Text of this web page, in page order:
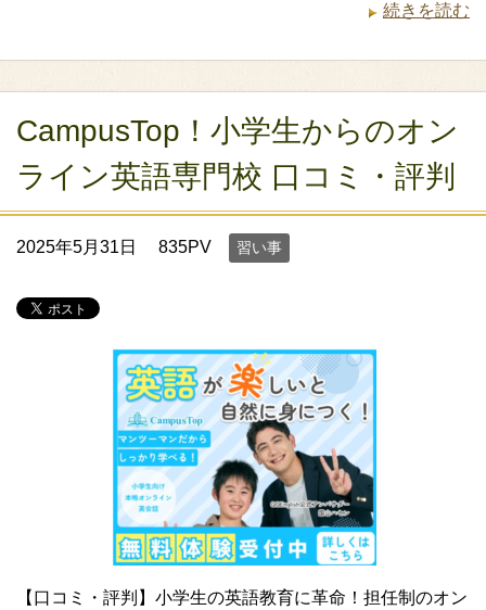
続きを読む
CampusTop！小学生からのオン
ライン英語専門校 口コミ・評判
2025年5月31日 835PV 習い事
【口コミ・評判】小学生の英語教育に革命！担任制のオン